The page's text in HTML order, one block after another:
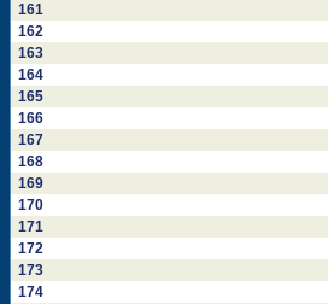
161
162
163
164
165
166
167
168
169
170
171
172
173
174